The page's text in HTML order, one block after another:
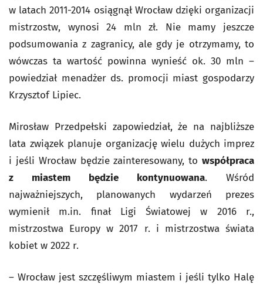
w latach 2011-2014 osiągnął Wrocław dzięki organizacji
mistrzostw, wynosi 24 mln zł. Nie mamy jeszcze
podsumowania z zagranicy, ale gdy je otrzymamy, to
wówczas ta wartość powinna wynieść ok. 30 mln –
powiedział menadżer ds. promocji miast gospodarzy
Krzysztof Lipiec.
Mirosław Przedpełski zapowiedział, że na najbliższe
lata związek planuje organizację wielu dużych imprez
i jeśli Wrocław będzie zainteresowany, to współpraca
z miastem będzie kontynuowana. Wśród
najważniejszych, planowanych wydarzeń prezes
wymienił m.in. finał Ligi Światowej w 2016 r.,
mistrzostwa Europy w 2017 r. i mistrzostwa świata
kobiet w 2022 r.
– Wrocław jest szczęśliwym miastem i jeśli tylko Halę